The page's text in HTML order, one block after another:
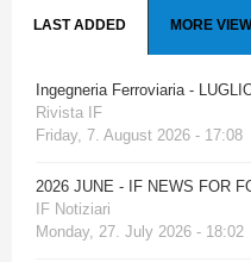
LAST ADDED MORE
Ingegneria Ferroviaria -
Rivista IF
Friday, 7. August 2026 - 17:08
2026 JUNE - IF NEWS FOR
IF Notiziari
Monday, 27. July 2026 - 18:02